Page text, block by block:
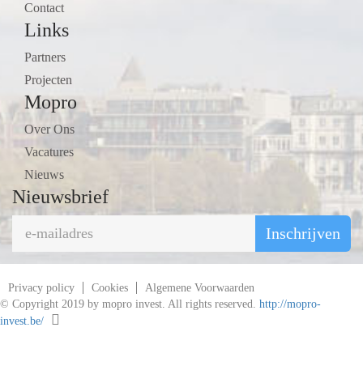
Contact
Links
Partners
Projecten
Mopro
Over Ons
Vacatures
Nieuws
Nieuwsbrief
Inschrijven
Privacy policy Cookies
Algemene Voorwaarden
© Copyright 2019 by mopro invest. All rights reserved. http://mopro-
invest.be/